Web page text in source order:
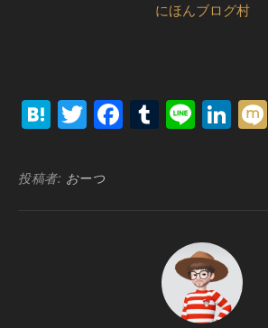
にほんブログ村
Hatena
Twitter
Facebook
Tumblr
Line
投稿者: おーつ